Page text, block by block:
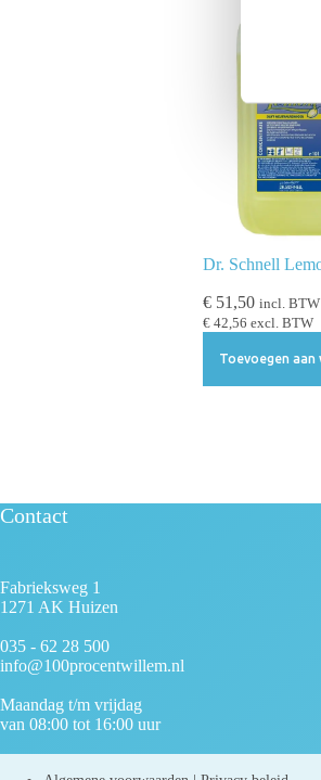
i
e
c
t
i
e
Dr. Schnell
€ 51,50 incl. BTW
€ 42,56 excl. BTW
Toevoegen aan
Contact
Fabrieksweg 1
1271 AK Huizen
035 - 62 28 500
info@100procentwillem.nl
Maandag t/m vrijdag
van 08:00 tot 16:00 uur